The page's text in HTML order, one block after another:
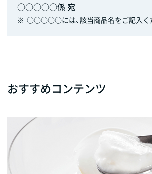
○○○○○係 宛
※ ○○○○○には、該当商品名をご記入く
おすすめコンテンツ